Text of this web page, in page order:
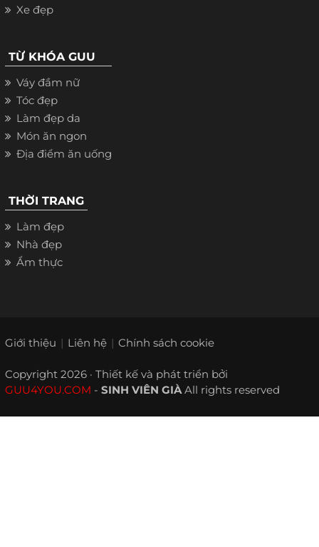
Xe đẹp
TỪ KHÓA GUU
Váy đầm nữ
Tóc đẹp
Làm đẹp da
Món ăn ngon
Địa điểm ăn uống
THỜI TRANG
Làm đẹp
Nhà đẹp
Ẩm thực
Giới thiệu Liên hệ Chính sách cookie
Copyright 2026 · Thiết kế và phát triển bởi
GUU4YOU.COM - SINH VIÊN GIÀAll rights reserved